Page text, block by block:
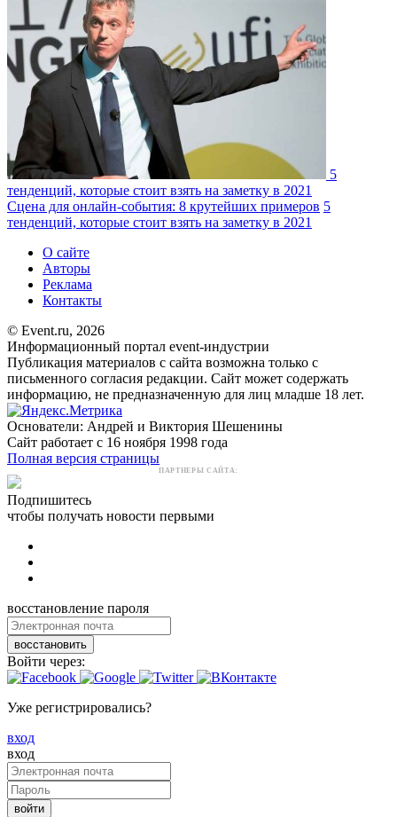
5
тенденций, которые стоит взять на заметку в 2021
Сцена для онлайн-события: 8 крутейших примеров 5
тенденций, которые стоит взять на заметку в 2021
О сайте
Авторы
Реклама
Контакты
© Event.ru, 2026
Информационный портал event-индустрии
Публикация материалов с сайта возможна только с
письменного согласия редакции. Сайт может содержать
информацию, не предназначенную для лиц младше 18 лет.
Основатели: Андрей и Виктория Шешенины
Сайт работает с 16 ноября 1998 года
Полная версия страницы
ПАРТНЕРЫ САЙТА:
Подпишитесь
чтобы получать новости первыми
восстановление пароля
восстановить
Войти через:
Уже регистрировались?
вход
вход
войти